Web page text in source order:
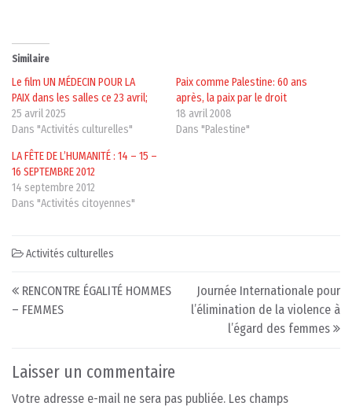
Similaire
Le film UN MÉDECIN POUR LA
PAIX dans les salles ce 23 avril;
25 avril 2025
Dans "Activités culturelles"
Paix comme Palestine: 60 ans
après, la paix par le droit
18 avril 2008
Dans "Palestine"
LA FÊTE DE L’HUMANITÉ : 14 – 15 –
16 SEPTEMBRE 2012
14 septembre 2012
Dans "Activités citoyennes"
Activités culturelles
Post navigation
RENCONTRE ÉGALITÉ HOMMES
– FEMMES
Journée Internationale pour
l’élimination de la violence à
l’égard des femmes
Laisser un commentaire
Votre adresse e-mail ne sera pas publiée. Les champs